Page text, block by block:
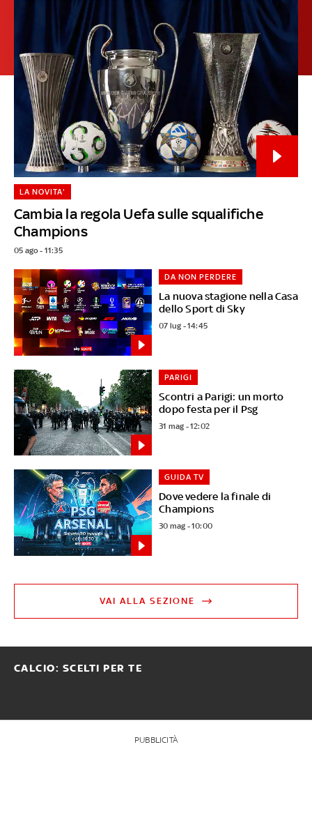
Cambia la regola Uefa sulle squalifiche
Champions
LA NOVITA'
05 ago - 11:35
La nuova stagione nella Casa
dello Sport di Sky
DA NON PERDERE
07 lug - 14:45
Scontri a Parigi: un morto
dopo festa per il Psg
PARIGI
31 mag - 12:02
Dove vedere la finale di
Champions
GUIDA TV
30 mag - 10:00
VAI ALLA SEZIONE
CALCIO: SCELTI PER TE
PUBBLICITÀ